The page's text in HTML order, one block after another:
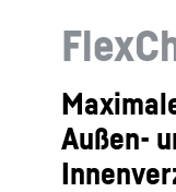
Außen-